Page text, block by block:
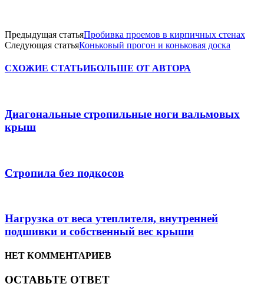
Предыдущая статьяПробивка проемов в кирпичных стенах
Следующая статьяКоньковый прогон и коньковая доска
СХОЖИЕ СТАТЬИБОЛЬШЕ ОТ АВТОРА
Диагональные стропильные ноги вальмовых
крыш
Стропила без подкосов
Нагрузка от веса утеплителя, внутренней
подшивки и собственный вес крыши
НЕТ КОММЕНТАРИЕВ
ОСТАВЬТЕ ОТВЕТ